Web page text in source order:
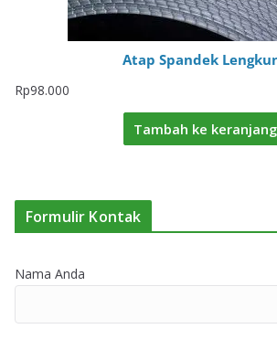
Atap Spandek
Rp98.000
Tambah ke keranjang
Formulir Kontak
Nama Anda